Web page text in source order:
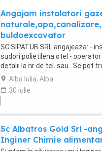
Angajam instalatori
buldoexcavator
SC SIPATUB SRL angajeaza: -
sudori polietilena otel -
detalii la nr de tel. sau . Se pot
Alba Iulia, Alba
30 iulie
Sc Albatros Gold Srl -
Inginer Chimie